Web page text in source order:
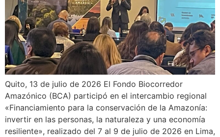
Quito, 13 de julio de 2026 El Fondo Biocorredor
Amazónico (BCA) participó en el intercambio regional
«Financiamiento para la conservación de la Amazonía:
invertir en las personas, la naturaleza y una economía
resiliente», realizado del 7 al 9 de julio de 2026 en Lima,